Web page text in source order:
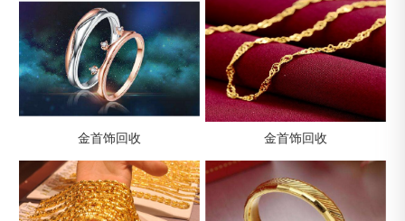
金首饰回收 金首饰回收